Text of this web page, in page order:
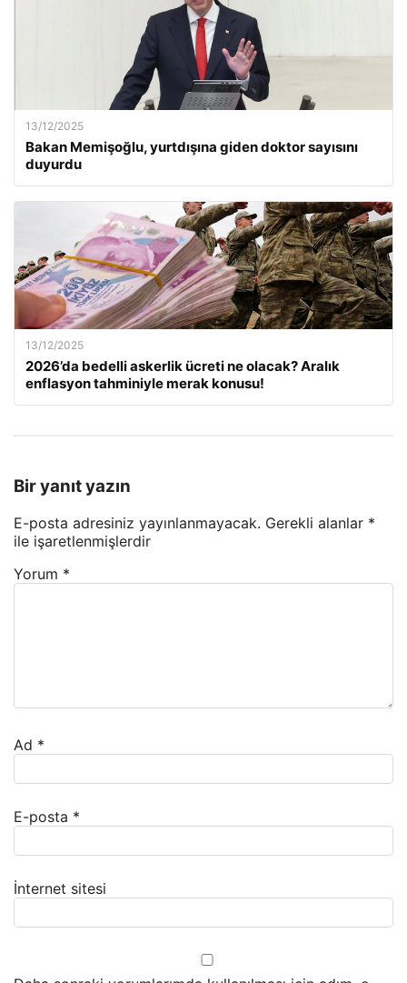
13/12/2025
Bakan Memişoğlu, yurtdışına giden doktor sayısını
duyurdu
13/12/2025
2026’da bedelli askerlik ücreti ne olacak? Aralık
enflasyon tahminiyle merak konusu!
Bir yanıt yazın
E-posta adresiniz yayınlanmayacak. Gerekli alanlar *
ile işaretlenmişlerdir
Yorum *
Ad *
E-posta *
İnternet sitesi